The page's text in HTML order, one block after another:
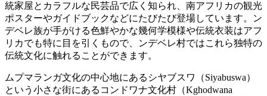
統家屋とカラフルな民芸品で広く知られ、南アフリカの観光
ポスターやガイドブックなどにたびたび登場しています。ン
デベレ族が手がける色鮮やかな幾何学模様や伝統衣装はアフ
リカでも特に目を引くもので、ンデベレ村ではこれら独特の
伝統文化に触れることができます。
ムプマランガ文化の中心地にあるシヤブスワ（Siyabuswa）
という小さな街にあるコンドワナ文化村（Kghodwana